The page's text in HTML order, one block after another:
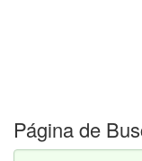
Página de